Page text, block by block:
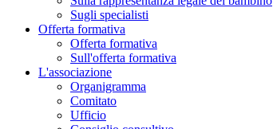
Sugli specialisti
Offerta formativa
Offerta formativa
Sull'offerta formativa
L'associazione
Organigramma
Comitato
Ufficio